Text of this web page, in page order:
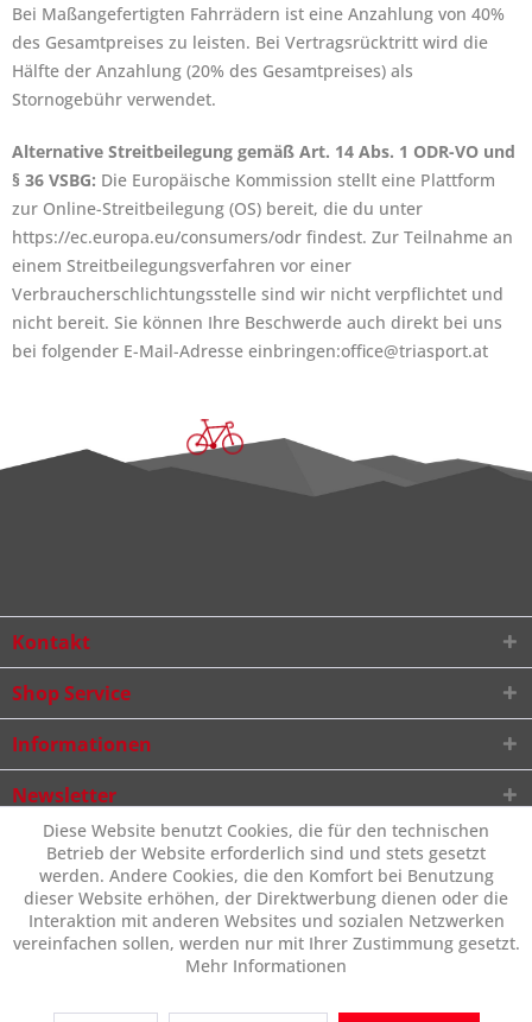
Bei Maßangefertigten Fahrrädern ist eine Anzahlung von 40%
des Gesamtpreises zu leisten. Bei Vertragsrücktritt wird die
Hälfte der Anzahlung (20% des Gesamtpreises) als
Stornogebühr verwendet.
Alternative Streitbeilegung gemäß Art. 14 Abs. 1 ODR-VO und
§ 36 VSBG: Die Europäische Kommission stellt eine Plattform
zur Online-Streitbeilegung (OS) bereit, die du unter
https://ec.europa.eu/consumers/odr findest. Zur Teilnahme an
einem Streitbeilegungsverfahren vor einer
Verbraucherschlichtungsstelle sind wir nicht verpflichtet und
nicht bereit. Sie können Ihre Beschwerde auch direkt bei uns
bei folgender E-Mail-Adresse einbringen:office@triasport.at
Kontakt
Shop Service
Informationen
Newsletter
Diese Website benutzt Cookies, die für den technischen
Betrieb der Website erforderlich sind und stets gesetzt
werden. Andere Cookies, die den Komfort bei Benutzung
dieser Website erhöhen, der Direktwerbung dienen oder die
Interaktion mit anderen Websites und sozialen Netzwerken
vereinfachen sollen, werden nur mit Ihrer Zustimmung gesetzt.
Mehr Informationen